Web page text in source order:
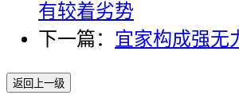
有较着劣势
下一篇： 宜家构成强无
返回上一级